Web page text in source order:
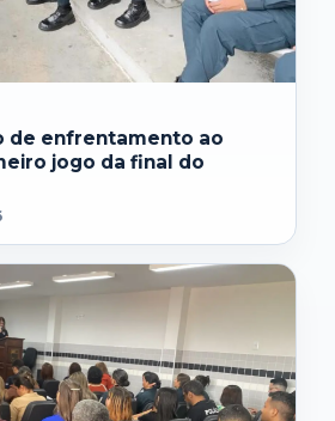
de enfrentamento ao
jogo da final do